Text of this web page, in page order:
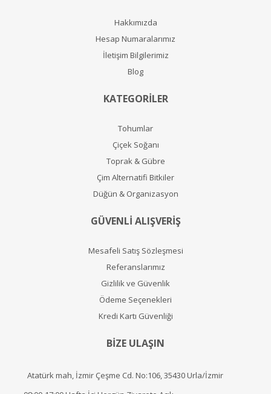
Hakkımızda
Hesap Numaralarımız
İletişim Bilgilerimiz
Blog
KATEGORİLER
Tohumlar
Çiçek Soğanı
Toprak & Gübre
Çim Alternatifi Bitkiler
Düğün & Organizasyon
GÜVENLİ ALIŞVERİŞ
Mesafeli Satış Sözleşmesi
Referanslarımız
Gizlilik ve Güvenlik
Ödeme Seçenekleri
Kredi Kartı Güvenliği
BİZE ULAŞIN
Atatürk mah, İzmir Çeşme Cd. No:106, 35430 Urla/İzmir